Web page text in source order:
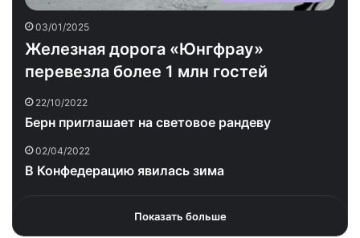
03/01/2025
Железная дорога «Юнгфрау»
перевезла более 1 млн гостей
22/10/2022
Берн приглашает на световое рандеву
02/04/2022
В Конфедерацию явилась зима
Показать больше